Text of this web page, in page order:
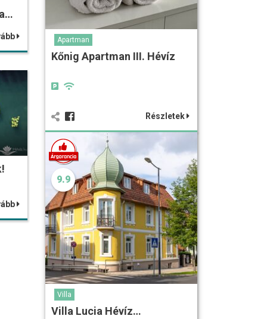
Apartman
Kőnig Apartman III. Hévíz
Részletek
9.9
Villa
Villa Lucia Hévíz…